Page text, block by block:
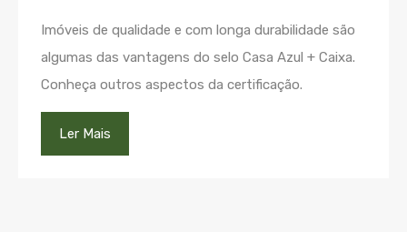
Imóveis de qualidade e com longa durabilidade são
algumas das vantagens do selo Casa Azul + Caixa.
Conheça outros aspectos da certificação.
Ler Mais